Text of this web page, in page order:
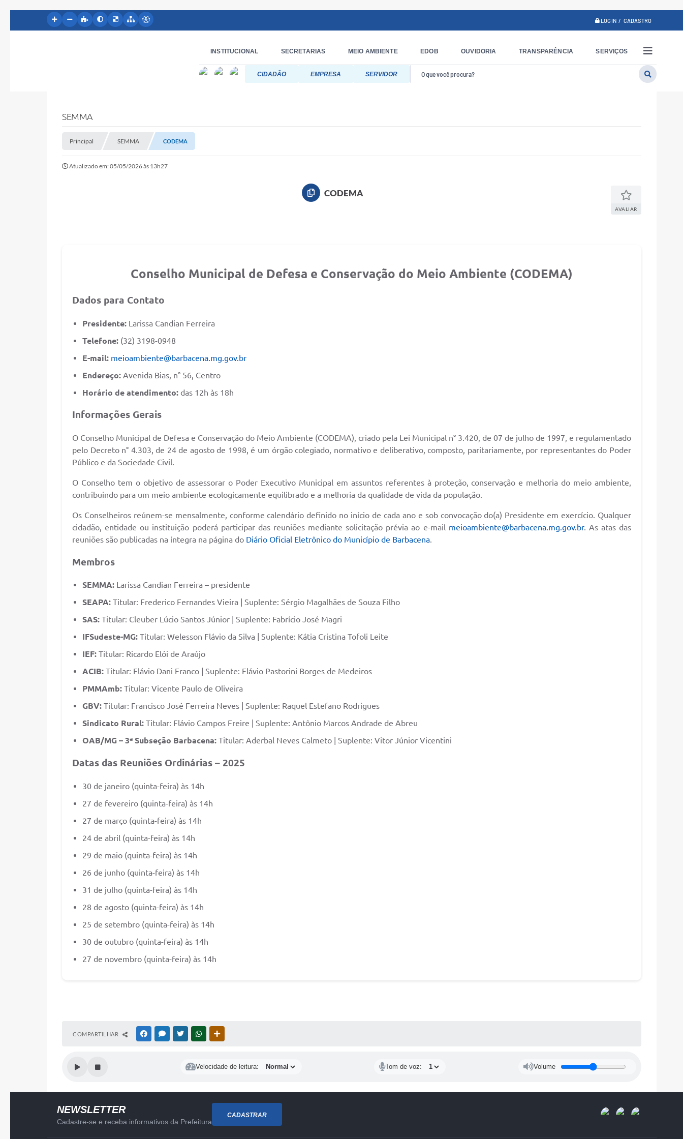
LOGIN / CADASTRO
INSTITUCIONAL SECRETARIAS MEIO AMBIENTE EDOB OUVIDORIA TRANSPARÊNCIA SERVIÇOS
CIDADÃO EMPRESA SERVIDOR
SEMMA
Principal SEMMA CODEMA
Atualizado em: 05/05/2026 às 13h27
CODEMA
AVALIAR
Conselho Municipal de Defesa e Conservação do Meio Ambiente (CODEMA)
Dados para Contato
Presidente: Larissa Candian Ferreira
Telefone: (32) 3198-0948
E-mail: meioambiente@barbacena.mg.gov.br
Endereço: Avenida Bias, n° 56, Centro
Horário de atendimento: das 12h às 18h
Informações Gerais
O Conselho Municipal de Defesa e Conservação do Meio Ambiente (CODEMA), criado pela Lei Municipal n° 3.420, de 07 de julho de 1997, e regulamentado
pelo Decreto n° 4.303, de 24 de agosto de 1998, é um órgão colegiado, normativo e deliberativo, composto, paritariamente, por representantes do Poder
Público e da Sociedade Civil.
O Conselho tem o objetivo de assessorar o Poder Executivo Municipal em assuntos referentes à proteção, conservação e melhoria do meio ambiente,
contribuindo para um meio ambiente ecologicamente equilibrado e a melhoria da qualidade de vida da população.
Os Conselheiros reúnem-se mensalmente, conforme calendário definido no início de cada ano e sob convocação do(a) Presidente em exercício. Qualquer
cidadão, entidade ou instituição poderá participar das reuniões mediante solicitação prévia ao e-mail meioambiente@barbacena.mg.gov.br. As atas das
reuniões são publicadas na íntegra na página do Diário Oficial Eletrônico do Município de Barbacena.
Membros
SEMMA: Larissa Candian Ferreira – presidente
SEAPA: Titular: Frederico Fernandes Vieira | Suplente: Sérgio Magalhães de Souza Filho
SAS: Titular: Cleuber Lúcio Santos Júnior | Suplente: Fabrício José Magri
IFSudeste-MG: Titular: Welesson Flávio da Silva | Suplente: Kátia Cristina Tofoli Leite
IEF: Titular: Ricardo Elói de Araújo
ACIB: Titular: Flávio Dani Franco | Suplente: Flávio Pastorini Borges de Medeiros
PMMAmb: Titular: Vicente Paulo de Oliveira
GBV: Titular: Francisco José Ferreira Neves | Suplente: Raquel Estefano Rodrigues
Sindicato Rural: Titular: Flávio Campos Freire | Suplente: Antônio Marcos Andrade de Abreu
OAB/MG – 3ª Subseção Barbacena: Titular: Aderbal Neves Calmeto | Suplente: Vitor Júnior Vicentini
Datas das Reuniões Ordinárias – 2025
30 de janeiro (quinta-feira) às 14h
27 de fevereiro (quinta-feira) às 14h
27 de março (quinta-feira) às 14h
24 de abril (quinta-feira) às 14h
29 de maio (quinta-feira) às 14h
26 de junho (quinta-feira) às 14h
31 de julho (quinta-feira) às 14h
28 de agosto (quinta-feira) às 14h
25 de setembro (quinta-feira) às 14h
30 de outubro (quinta-feira) às 14h
27 de novembro (quinta-feira) às 14h
COMPARTILHAR FACEBOOKMESSENGER
TWITTERWHATSAPP
Velocidade de leitura: Tom de voz: Volume
NEWSLETTER
Cadastre-se e receba informativos da Prefeitura
CADASTRAR